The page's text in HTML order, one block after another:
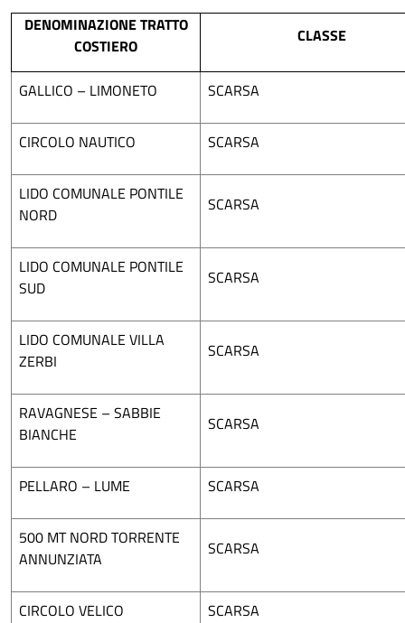
DENOMINAZIONE TRATTO
COSTIERO
CLASSE
GALLICO – LIMONETO SCARSA
CIRCOLO NAUTICO SCARSA
LIDO COMUNALE PONTILE
NORD
SCARSA
LIDO COMUNALE PONTILE
SUD
SCARSA
LIDO COMUNALE VILLA
ZERBI
SCARSA
RAVAGNESE – SABBIE
BIANCHE
SCARSA
PELLARO – LUME SCARSA
500 MT NORD TORRENTE
ANNUNZIATA
SCARSA
CIRCOLO VELICO SCARSA